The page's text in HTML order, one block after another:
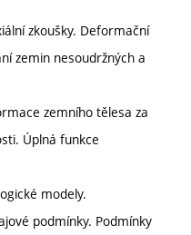
zkoušky. Deformační
zemin nesoudržných a
zemního tělesa za
Úplná funkce
modely.
podmínky. Podmínky